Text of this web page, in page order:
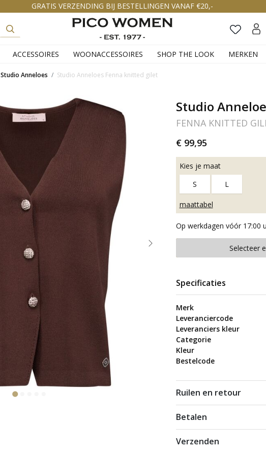
GRATIS VERZENDING BIJ BESTELLINGEN VANAF €20,-
ACCESSOIRES WOONACCESSOIRES SHOP THE LOOK MERKEN
Studio Anneloes Studio Anneloes Fenna knitted gilet
Studio
FENNA KNITTED
€ 99,95
Kies je maat
S
L
maattabel
Op werkdagen vóór 17:00
Plaats
Selecteer
Specificaties
Merk
Leveranciercode
Leveranciers kleur
Categorie
Kleur
Bestelcode
Ruilen en retour
Betalen
Verzenden